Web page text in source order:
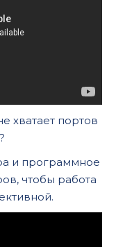
хватает портов
и программное
чтобы работа